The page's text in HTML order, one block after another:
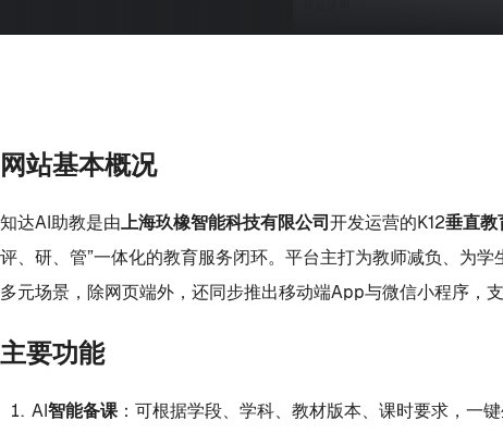
网站基本概况
知达AI助教是由上海玖橡智能科技有限公司 开发运营的K12垂直
评、研、管”一体化的教育服务闭环。平台主打为教师减负、为
多元场景，除网页端外，还同步推出移动端App与微信小程序，支
主要功能
AI智能备课：可根据学段、学科、教材版本、课时要求，一